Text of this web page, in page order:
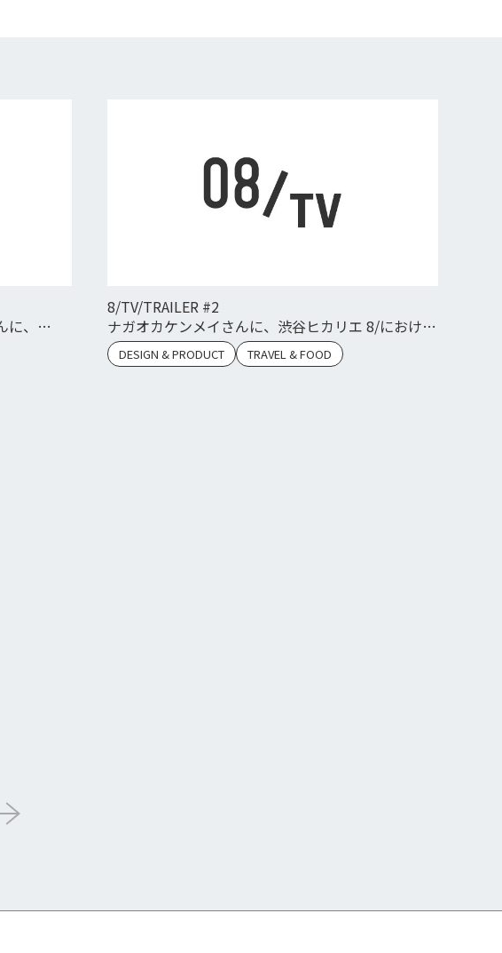
、
8/TV/TRAILER #2
ナガオカケンメイさんに、渋谷ヒカリエ 8/における
D&DEPARTMENT の活動を語っていただきました。
DESIGN & PRODUCT TRAVEL & FOOD